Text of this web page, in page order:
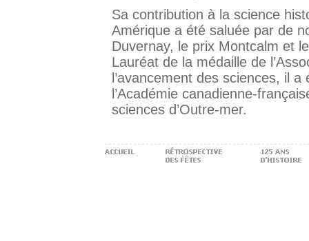
Sa contribution à la science
Amérique a été saluée par de
Duvernay, le prix Montcalm et
Lauréat de la médaille de
l’avancement des sciences, il
l’Académie canadienne-
sciences d’Outre-mer.